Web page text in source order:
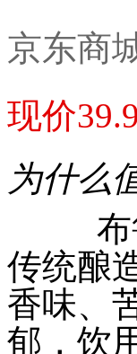
京东商
现价
为什么
布鲁
传统酿
香味、
郁，饮